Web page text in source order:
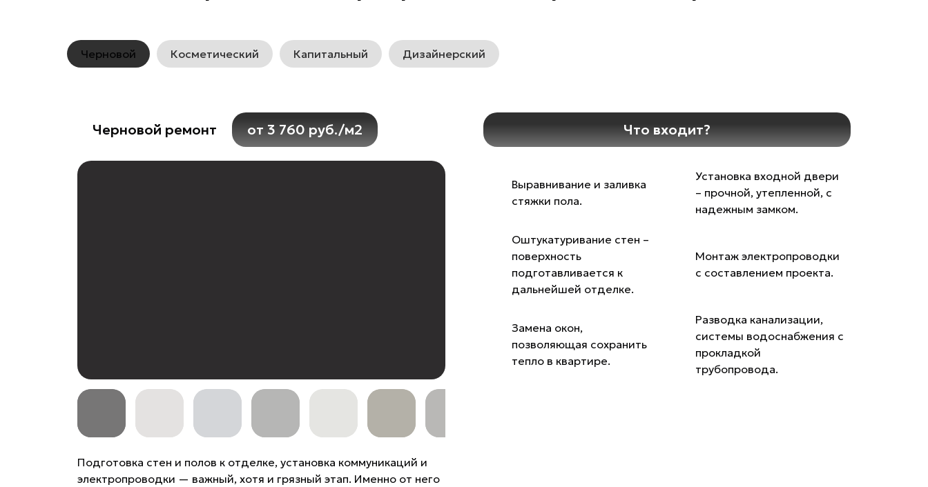
Черновой Косметический Капитальный Дизайнерский
Черновой ремонт от 3 760 руб./м2
Подготовка стен и полов к отделке, установка коммуникаций и
электропроводки — важный, хотя и грязный этап. Именно от него
Что входит?
Выравнивание и заливка
стяжки пола.
Установка входной двери
– прочной, утепленной, с
надежным замком.
Оштукатуривание стен –
поверхность
подготавливается к
дальнейшей отделке.
Монтаж электропроводки
с составлением проекта.
Замена окон,
позволяющая сохранить
тепло в квартире.
Разводка канализации,
системы водоснабжения с
прокладкой
трубопровода.